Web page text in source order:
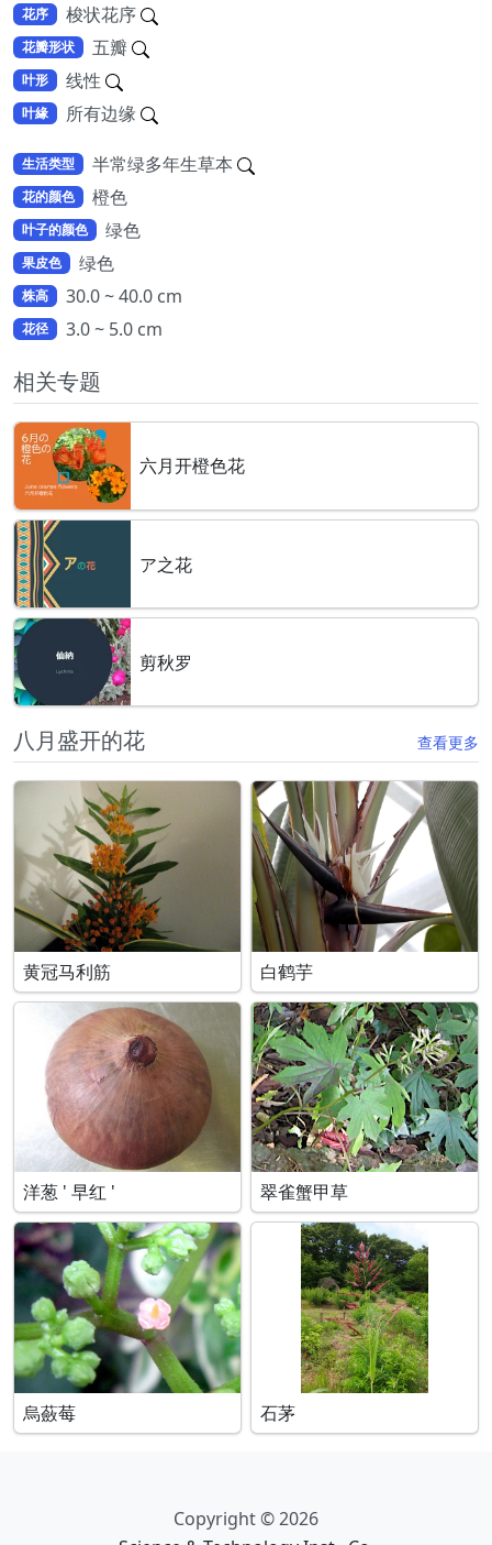
花序 梭状花序
花瓣形状 五瓣
叶形 线性
叶緣 所有边缘
生活类型 半常绿多年生草本
花的颜色 橙色
叶子的颜色 绿色
果皮色 绿色
株高 30.0 ~ 40.0 cm
花径 3.0 ~ 5.0 cm
相关专题
六月开橙色花
ア之花
剪秋罗
八月盛开的花 查看更多
黄冠马利筋 白鹤芋
洋葱 ' 早红 ' 翠雀蟹甲草
烏蘞莓 石茅
Copyright © 2026